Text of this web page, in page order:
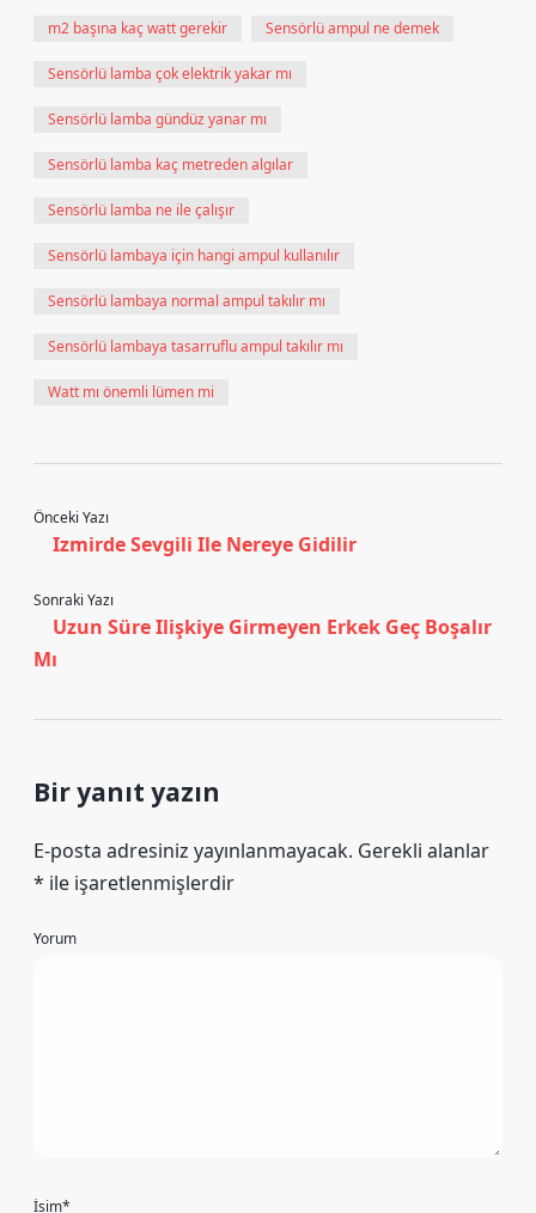
m2 başına kaç watt gerekir Sensörlü ampul ne demek
Sensörlü lamba çok elektrik yakar mı
Sensörlü lamba gündüz yanar mı
Sensörlü lamba kaç metreden algılar
Sensörlü lamba ne ile çalışır
Sensörlü lambaya için hangi ampul kullanılır
Sensörlü lambaya normal ampul takılır mı
Sensörlü lambaya tasarruflu ampul takılır mı
Watt mı önemli lümen mi
Önceki Yazı
Izmirde Sevgili Ile Nereye Gidilir
Sonraki Yazı
Uzun Süre Ilişkiye Girmeyen Erkek Geç Boşalır
Mı
Bir yanıt yazın
E-posta adresiniz yayınlanmayacak. Gerekli alanlar
* ile işaretlenmişlerdir
Yorum
İsim*